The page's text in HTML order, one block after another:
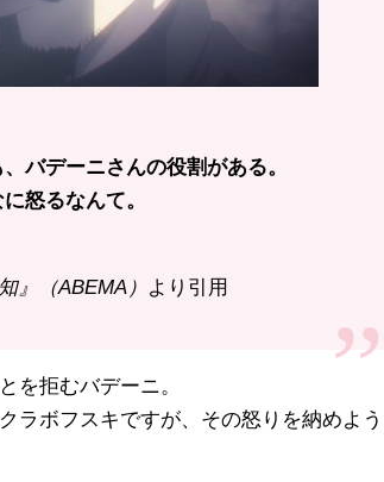
バデーニさんの役割がある。
怒るなんて。
（ABEMA） より引用
を拒むバデーニ。
ボフスキですが、その怒りを納めよう